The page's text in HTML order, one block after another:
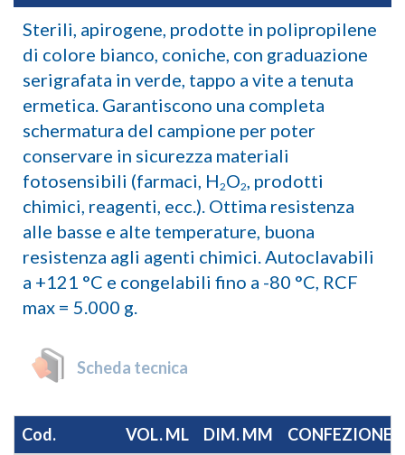
Sterili, apirogene, prodotte in polipropilene
di colore bianco, coniche, con graduazione
serigrafata in verde, tappo a vite a tenuta
ermetica. Garantiscono una completa
schermatura del campione per poter
conservare in sicurezza materiali
fotosensibili (farmaci, H2O2, prodotti
chimici, reagenti, ecc.). Ottima resistenza
alle basse e alte temperature, buona
resistenza agli agenti chimici. Autoclavabili
a +121 °C e congelabili fino a -80 °C, RCF
max = 5.000 g.
Scheda tecnica
Cod. VOL. ML DIM. MM CONFEZIONE